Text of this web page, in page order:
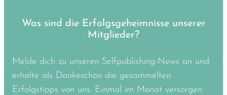
Was sind die Erfolgsgeheimnisse unserer
Mitglieder?
Melde dich zu unseren Selfpublishing-News an und
erhalte als Dankeschön die gesammelten
Erfolgstipps von uns. Einmal im Monat versorgen